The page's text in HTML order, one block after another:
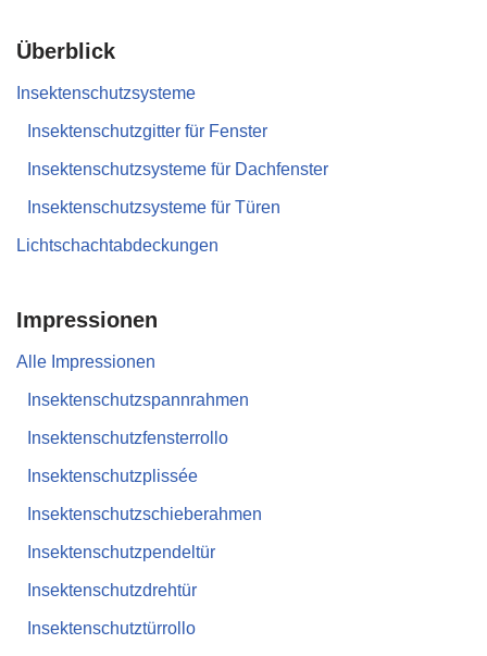
Überblick
Insektenschutzsysteme
Insektenschutzgitter für Fenster
Insektenschutzsysteme für Dachfenster
Insektenschutzsysteme für Türen
Lichtschachtabdeckungen
Impressionen
Alle Impressionen
Insektenschutzspannrahmen
Insektenschutzfensterrollo
Insektenschutzplissée
Insektenschutzschieberahmen
Insektenschutzpendeltür
Insektenschutzdrehtür
Insektenschutztürrollo